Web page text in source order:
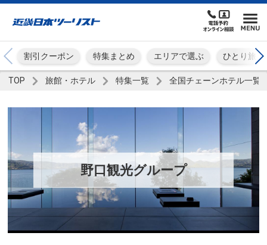
割引クーポン 特集まとめ エリアで選ぶ ひとり旅
TOP 旅館・ホテル 特集一覧 全国チェーンホテル一覧
野口観光グループ